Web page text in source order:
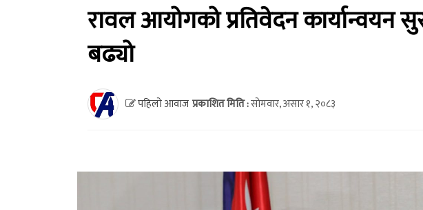
रावल आयोगको प्रतिवेदन कार्यान्वयन
बढ्यो
पहिलो आवाज प्रकाशित मिति :सोमवार, असार १, २०८३